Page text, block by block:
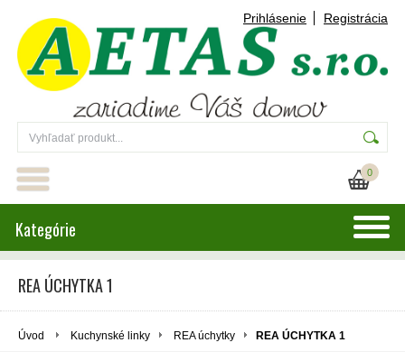
Prihlásenie Registrácia
0
Kategórie
REA ÚCHYTKA 1
Úvod Kuchynské linky REA úchytky REA ÚCHYTKA 1